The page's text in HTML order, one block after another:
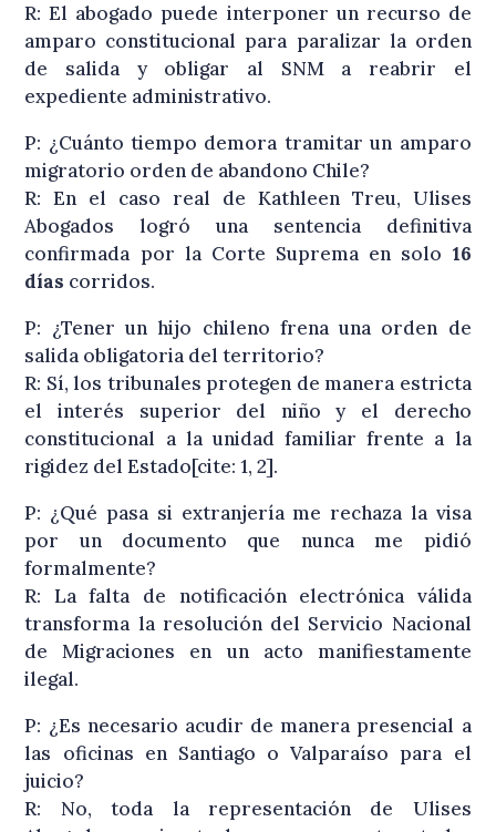
R: El abogado puede interponer un recurso de
amparo constitucional para paralizar la orden
de salida y obligar al SNM a reabrir el
expediente administrativo.
P: ¿Cuánto tiempo demora tramitar un amparo
migratorio orden de abandono Chile?
R: En el caso real de Kathleen Treu, Ulises
Abogados logró una sentencia definitiva
confirmada por la Corte Suprema en solo 16
días corridos.
P: ¿Tener un hijo chileno frena una orden de
salida obligatoria del territorio?
R: Sí, los tribunales protegen de manera estricta
el interés superior del niño y el derecho
constitucional a la unidad familiar frente a la
rigidez del Estado[cite: 1, 2].
P: ¿Qué pasa si extranjería me rechaza la visa
por un documento que nunca me pidió
formalmente?
R: La falta de notificación electrónica válida
transforma la resolución del Servicio Nacional
de Migraciones en un acto manifiestamente
ilegal.
P: ¿Es necesario acudir de manera presencial a
las oficinas en Santiago o Valparaíso para el
juicio?
R: No, toda la representación de Ulises